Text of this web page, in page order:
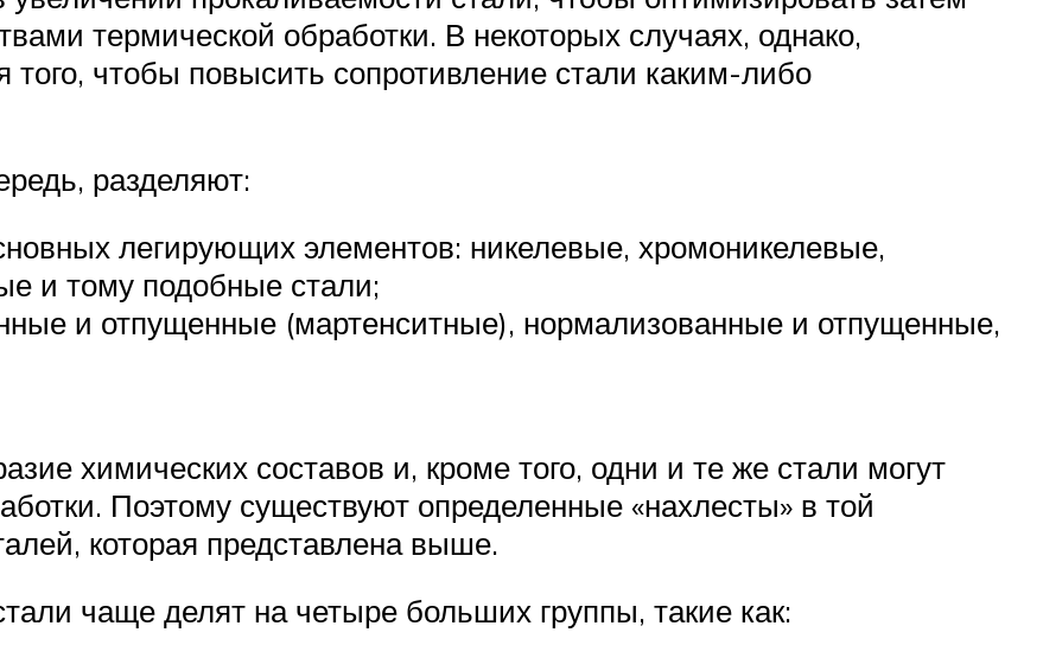
термической обработки. В некоторых случаях, однако,
чтобы повысить сопротивление стали каким-либо
разделяют:
легирующих элементов: никелевые, хромоникелевые,
и тому подобные стали;
и отпущенные (мартенситные), нормализованные и отпущенные,
химических составов и, кроме того, одни и те же стали могут
Поэтому существуют определенные «нахлесты» в той
которая представлена выше.
чаще делят на четыре больших группы, такие как: